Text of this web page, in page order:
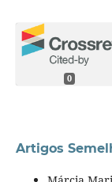
0
Artigos